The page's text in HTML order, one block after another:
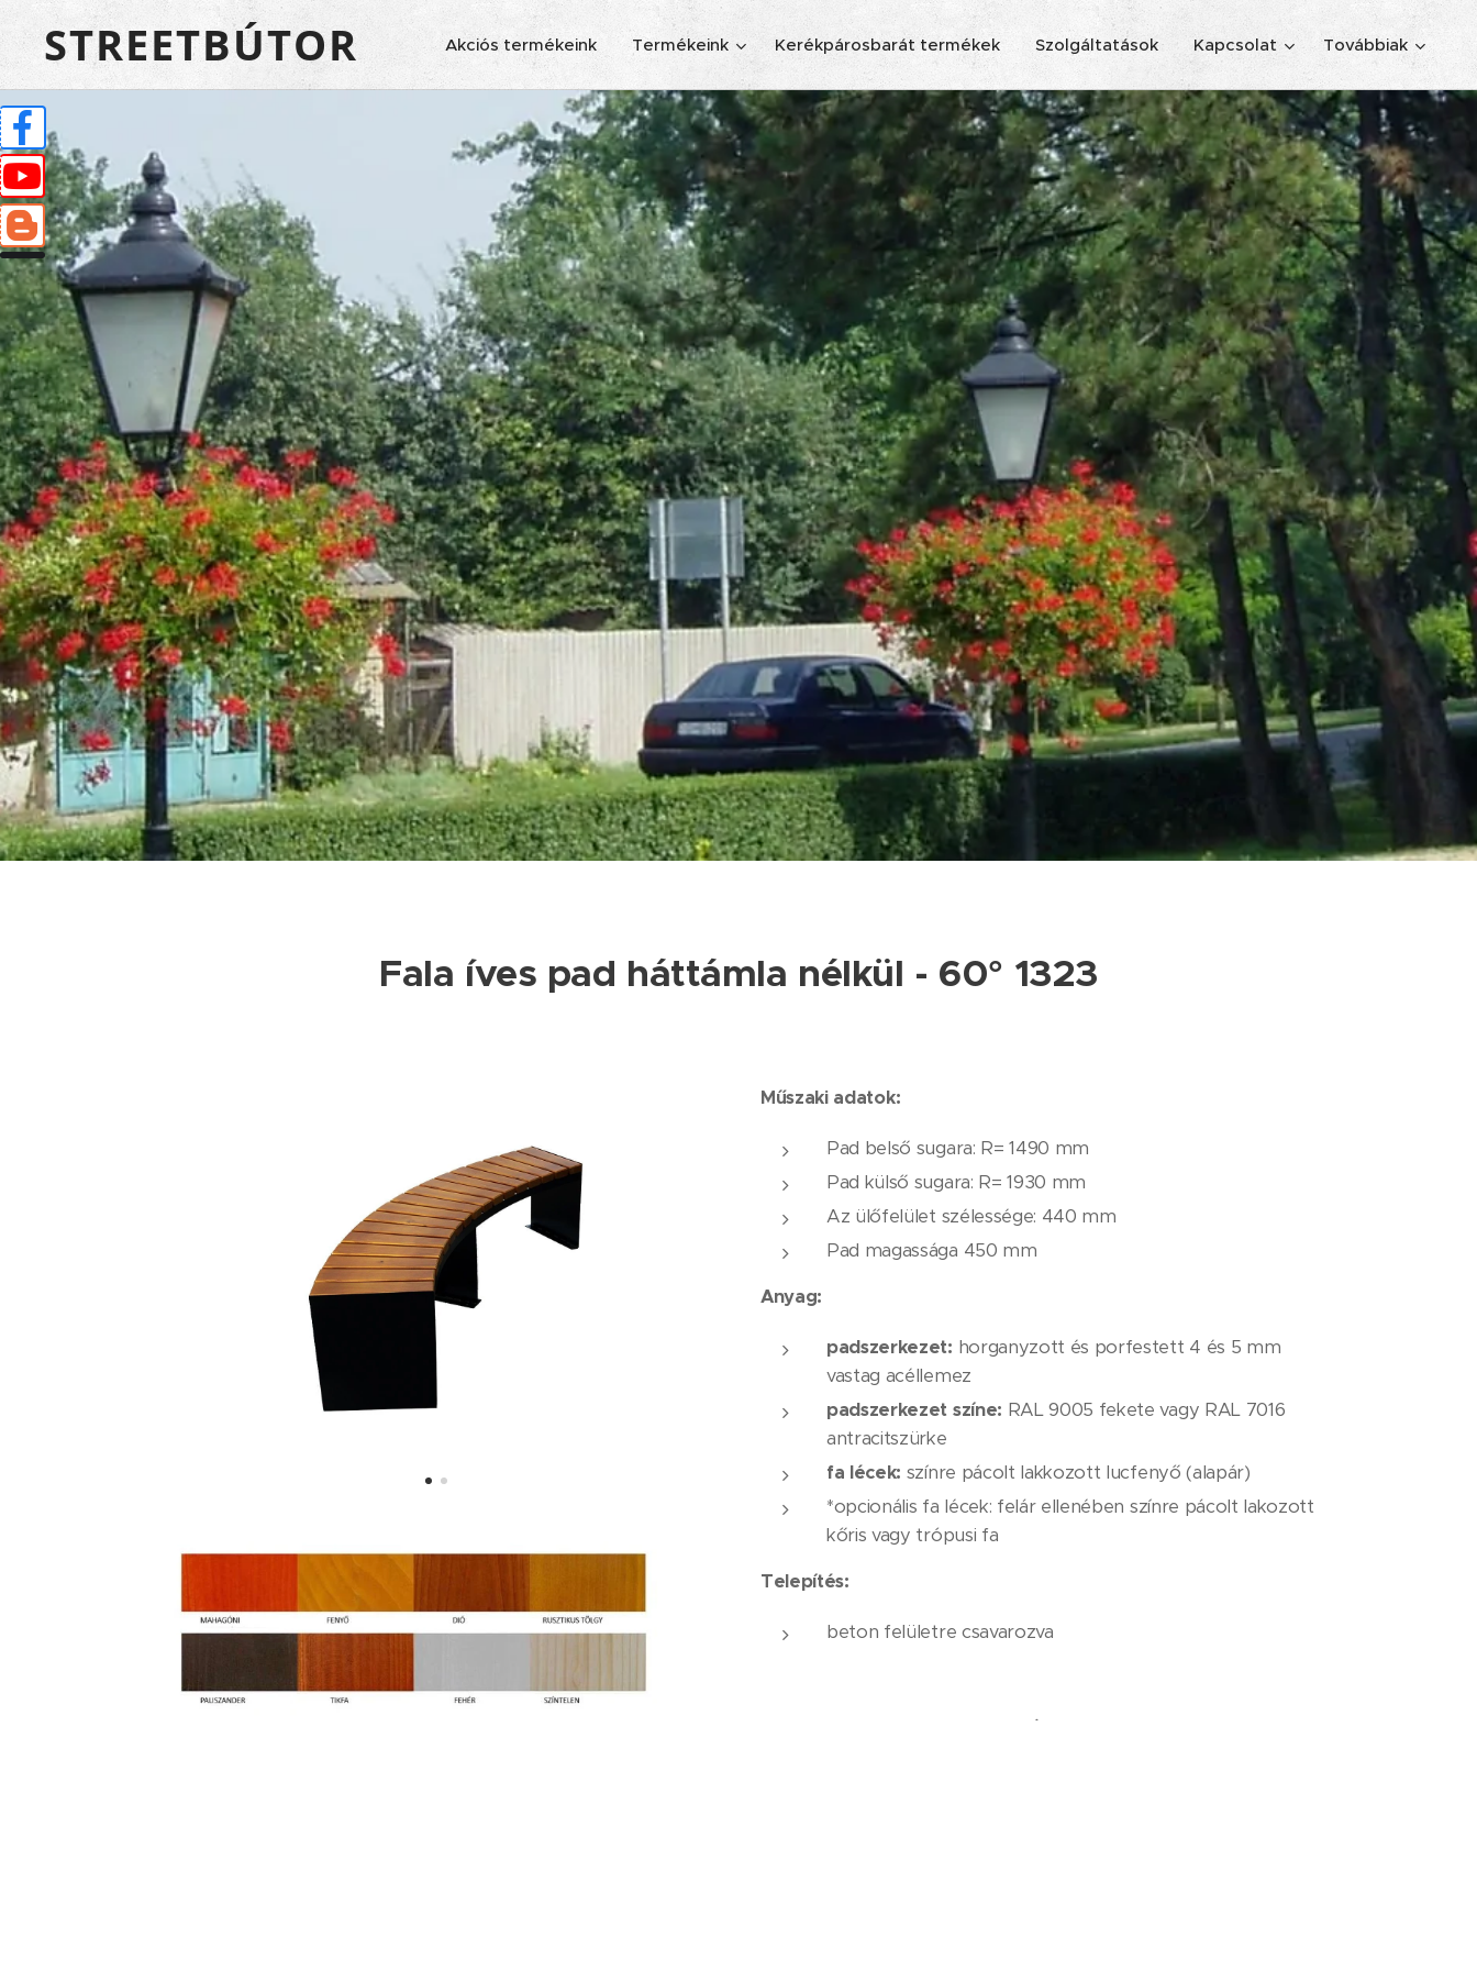
STREETBÚTOR Akciós termékeink Termékeink Kerékpárosbarát termékek Szolgáltatások Kapcsolat Továbbiak
Fala íves pad háttámla nélkül - 60° 1323
Műszaki adatok:
Pad belső sugara: R= 1490 mm
Pad külső sugara: R= 1930 mm
Az ülőfelület szélessége: 440 ​​mm
Pad magassága 450 mm
Anyag:
padszerkezet: horganyzott és porfestett 4 és 5 mm
vastag acéllemez
padszerkezet színe: RAL 9005 fekete vagy RAL 7016
antracitszürke
fa lécek: színre pácolt lakkozott lucfenyő (alapár)
*opcionális fa lécek: felár ellenében színre pácolt lakozott
kőris vagy trópusi fa
Telepítés:
beton felületre csavarozva